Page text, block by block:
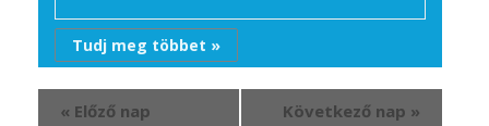
Tudj meg többet »
« Előző nap Következő nap »